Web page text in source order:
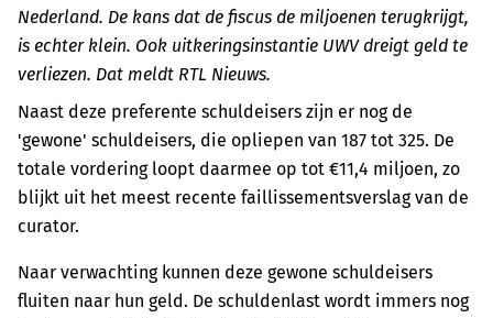
Nederland. De kans dat de fiscus de miljoenen terugkrijgt,
is echter klein. Ook uitkeringsinstantie UWV dreigt geld te
verliezen. Dat meldt RTL Nieuws.
Naast deze preferente schuldeisers zijn er nog de
'gewone' schuldeisers, die opliepen van 187 tot 325. De
totale vordering loopt daarmee op tot €11,4 miljoen, zo
blijkt uit het meest recente faillissementsverslag van de
curator.
Naar verwachting kunnen deze gewone schuldeisers
fluiten naar hun geld. De schuldenlast wordt immers nog